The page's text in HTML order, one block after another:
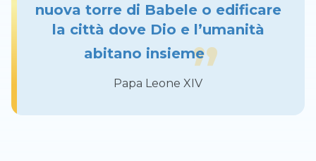
nuova torre di Babele o edificare
la città dove Dio e l’umanità
abitano insieme
Papa Leone XIV